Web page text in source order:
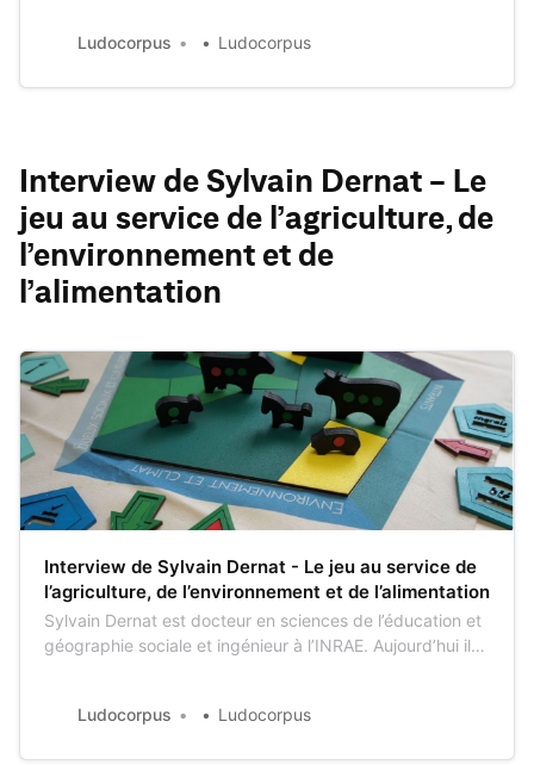
Imaginée par Denis van Waerebeke et diffusée sur le site
Ludocorpus Ludocorpus
Interview de Sylvain Dernat - Le
jeu au service de l’agriculture, de
l’environnement et de
l’alimentation
Interview de Sylvain Dernat - Le jeu au service de
l’agriculture, de l’environnement et de l’alimentation
Sylvain Dernat est docteur en sciences de l’éducation et
géographie sociale et ingénieur à l’INRAE. Aujourd’hui il
Interview.
Ludocorpus Ludocorpus